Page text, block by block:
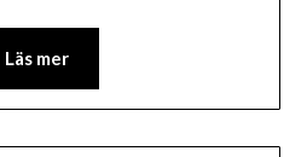
Läs mer